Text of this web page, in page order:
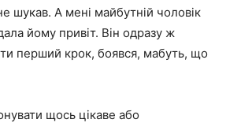
шукав. А мені майбутній чоловік
йому привіт. Він одразу ж
перший крок, боявся, мабуть, що
щось цікаве або